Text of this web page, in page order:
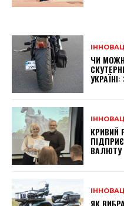
ЧИ
КРИВИЙ
ВАЛЮТУ
ЯК